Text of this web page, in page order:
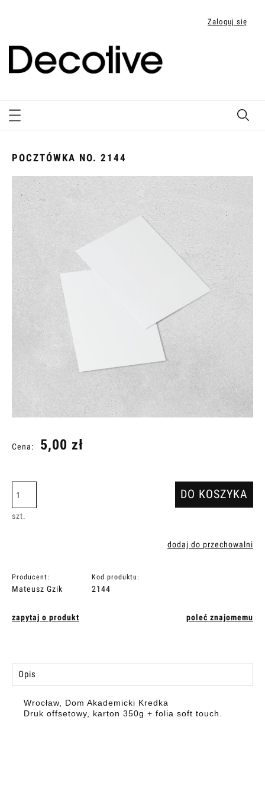
Zaloguj się
POCZTÓWKA NO. 2144
Cena: 5,00 zł
szt.
DO KOSZYKA
dodaj do przechowalni
Producent:
Mateusz Gzik
Kod produktu:
2144
zapytaj o produkt poleć znajomemu
Opis
Wrocław, Dom Akademicki Kredka
Druk offsetowy, karton 350g + folia soft touch.